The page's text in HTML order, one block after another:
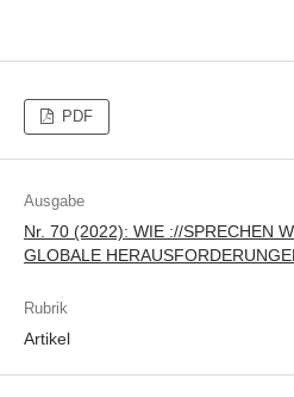
PDF
Ausgabe
Nr. 70 (2022): WIE ://SPRECHEN
GLOBALE
Rubrik
Artikel